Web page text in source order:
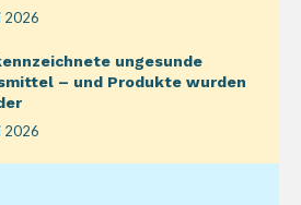
2026
ungesunde
– und Produkte wurden
2026